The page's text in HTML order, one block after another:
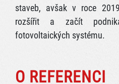
staveb, avšak v roce
rozšířit a začít
fotovoltaických systému.
O REFERENCI